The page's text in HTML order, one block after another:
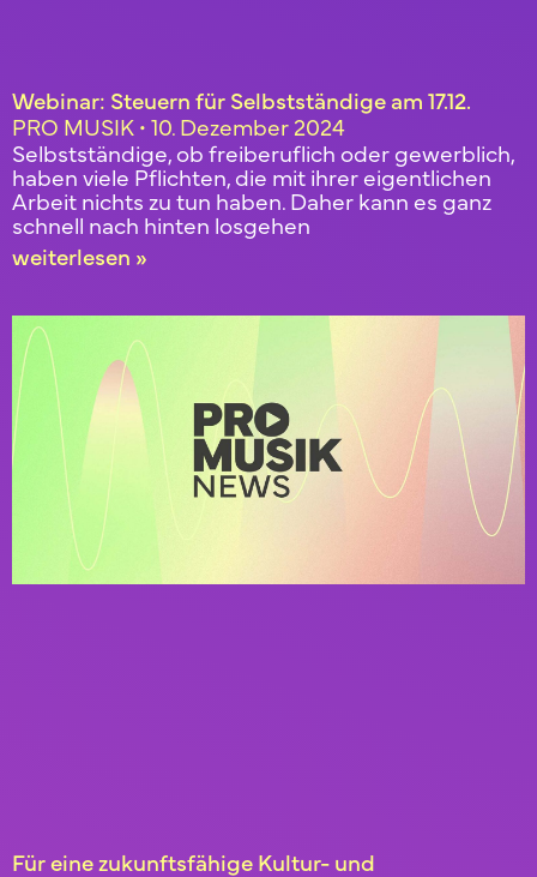
Webinar: Steuern für Selbstständige am 17.12.
PRO MUSIK 10. Dezember 2024
Selbstständige, ob freiberuflich oder gewerblich,
haben viele Pflichten, die mit ihrer eigentlichen
Arbeit nichts zu tun haben. Daher kann es ganz
schnell nach hinten losgehen
weiterlesen »
Für eine zukunftsfähige Kultur- und